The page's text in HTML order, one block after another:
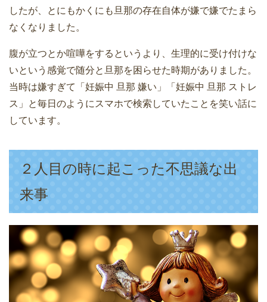
したが、とにもかくにも旦那の存在自体が嫌で嫌でたまら
なくなりました。
腹が立つとか喧嘩をするというより、生理的に受け付けな
いという感覚で随分と旦那を困らせた時期がありました。
当時は嫌すぎて「妊娠中 旦那 嫌い」「妊娠中 旦那 ストレ
ス」と毎日のようにスマホで検索していたことを笑い話に
しています。
２人目の時に起こった不思議な出
来事